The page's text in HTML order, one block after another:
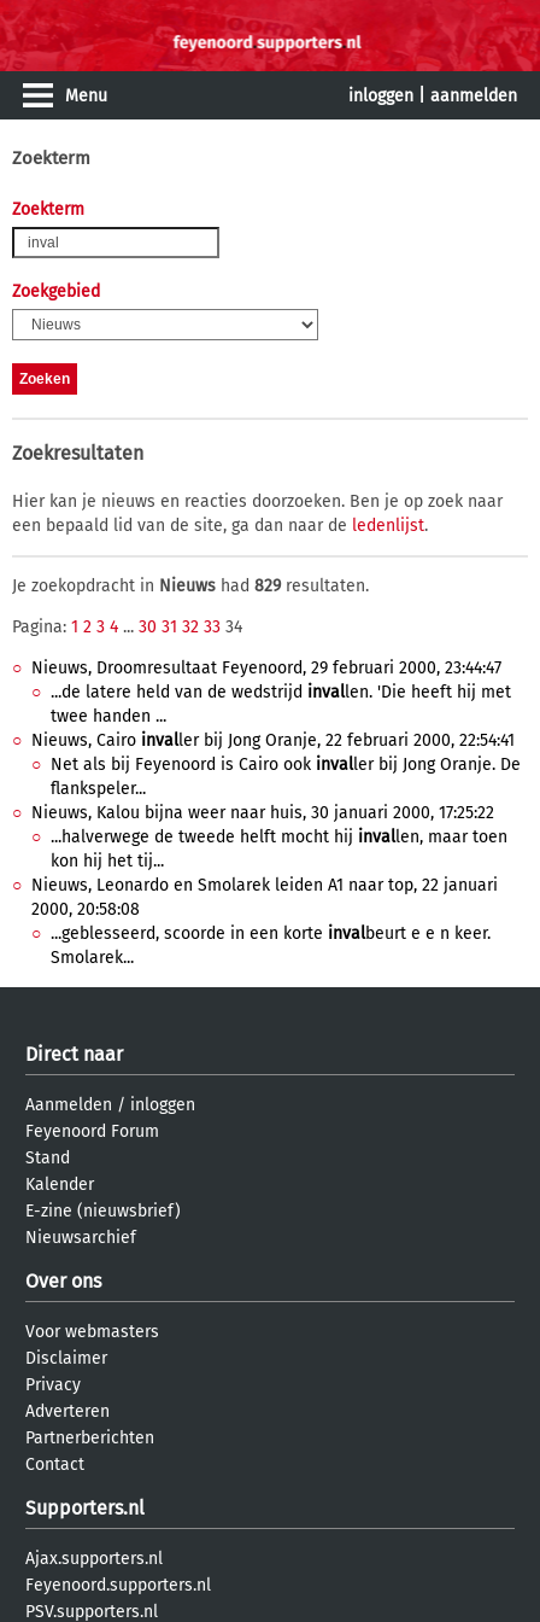
Menu inloggen aanmelden
Zoekterm
Zoekterm
Zoekgebied
Zoekresultaten
Hier kan je nieuws en reacties doorzoeken. Ben je op zoek naar
een bepaald lid van de site, ga dan naar de ledenlijst.
Je zoekopdracht in Nieuws had 829resultaten.
Pagina: 1 2 3 4 ... 30 31 32 33 34
Nieuws, Droomresultaat Feyenoord, 29 februari 2000, 23:44:47
...de latere held van de wedstrijd invallen. 'Die heeft hij met
twee handen ...
Nieuws, Cairo invaller bij Jong Oranje, 22 februari 2000, 22:54:41
Net als bij Feyenoord is Cairo ook invaller bij Jong Oranje. De
flankspeler...
Nieuws, Kalou bijna weer naar huis, 30 januari 2000, 17:25:22
...halverwege de tweede helft mocht hij invallen, maar toen
kon hij het tij...
Nieuws, Leonardo en Smolarek leiden A1 naar top, 22 januari
2000, 20:58:08
...geblesseerd, scoorde in een korte invalbeurt e e n keer.
Smolarek...
Direct naar
Aanmelden / inloggen
Feyenoord Forum
Stand
Kalender
E-zine (nieuwsbrief)
Nieuwsarchief
Over ons
Voor webmasters
Disclaimer
Privacy
Adverteren
Partnerberichten
Contact
Supporters.nl
Ajax.supporters.nl
Feyenoord.supporters.nl
PSV.supporters.nl